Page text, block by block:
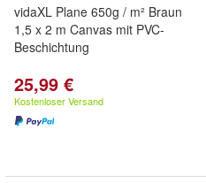
vidaXL Plane 650g / m² Braun
1,5 x 2 m Canvas mit PVC-
Beschichtung
25,99 €
Kostenloser Versand